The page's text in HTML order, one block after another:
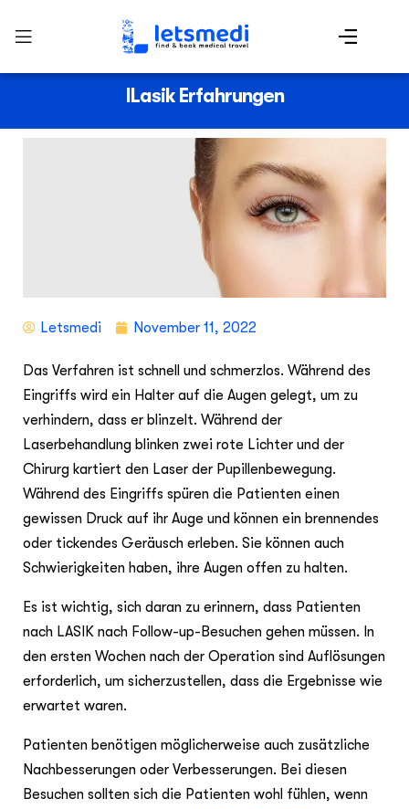
ILasik Erfahrungen
Letsmedi November 11, 2022
Das Verfahren ist schnell und schmerzlos. Während des
Eingriffs wird ein Halter auf die Augen gelegt, um zu
verhindern, dass er blinzelt. Während der
Laserbehandlung blinken zwei rote Lichter und der
Chirurg kartiert den Laser der Pupillenbewegung.
Während des Eingriffs spüren die Patienten einen
gewissen Druck auf ihr Auge und können ein brennendes
oder tickendes Geräusch erleben. Sie können auch
Schwierigkeiten haben, ihre Augen offen zu halten.
Es ist wichtig, sich daran zu erinnern, dass Patienten
nach LASIK nach Follow-up-Besuchen gehen müssen. In
den ersten Wochen nach der Operation sind Auflösungen
erforderlich, um sicherzustellen, dass die Ergebnisse wie
erwartet waren.
Patienten benötigen möglicherweise auch zusätzliche
Nachbesserungen oder Verbesserungen. Bei diesen
Besuchen sollten sich die Patienten wohl fühlen, wenn